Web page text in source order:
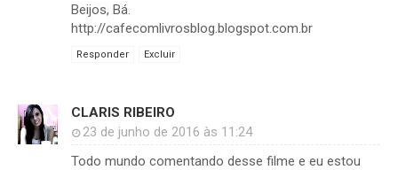
Beijos, Bá.
http://cafecomlivrosblog.blogspot.com.br
Responder Excluir
CLARIS RIBEIRO
23 de junho de 2016 às 11:24
Todo mundo comentando desse filme e eu estou